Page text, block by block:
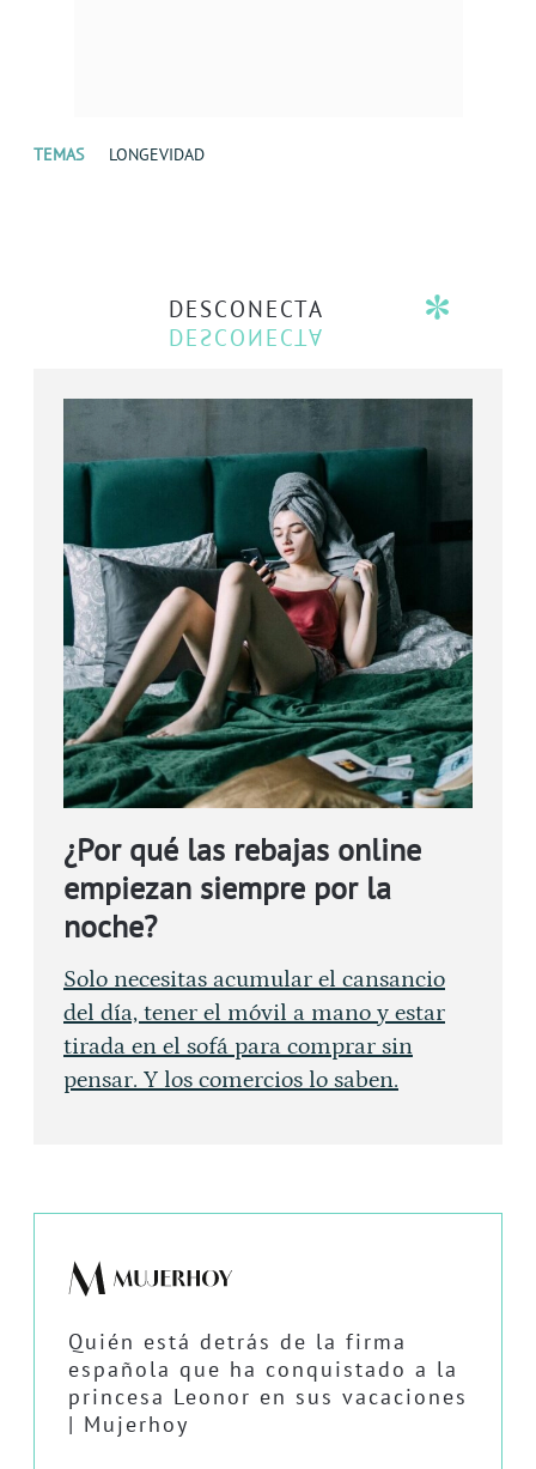
TEMAS LONGEVIDAD
DESCONECTA
¿Por qué las rebajas online
empiezan siempre por la
noche?
Solo necesitas acumular el cansancio
del día, tener el móvil a mano y estar
tirada en el sofá para comprar sin
pensar. Y los comercios lo saben.
Quién está detrás de la firma
española que ha conquistado a la
princesa Leonor en sus vacaciones
| Mujerhoy